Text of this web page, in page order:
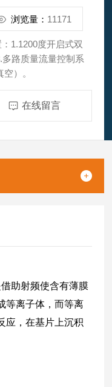
浏览量： 11171
1.1200度开启式双
路质量流量控制系
）。
在线留言
助射频使含有薄膜
等离子体，而等离
应，在基片上沉积